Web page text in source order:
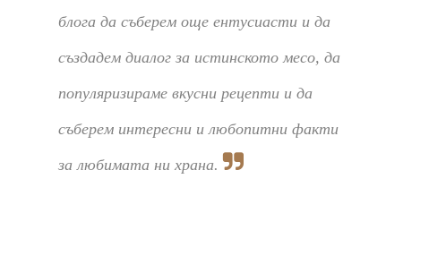
блога да съберем още ентусиасти и да
създадем диалог за истинското месо, да
популяризираме вкусни рецепти и да
съберем интересни и любопитни факти
за любимата ни храна.